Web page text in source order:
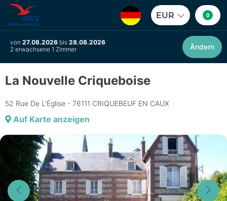
EUR 0
von 27.08.2026 bis 28.08.2026
2 erwachsene 1 Zimmer
Ändern
La Nouvelle Criqueboise
52 Rue De L'Église - 76111 CRIQUEBEUF EN CAUX
Auf Karte anzeigen